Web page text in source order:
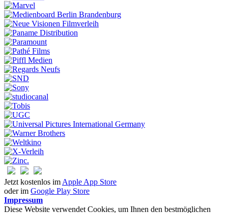
Jetzt kostenlos im Apple App Store
oder im Google Play Store
Impressum
Diese Website verwendet Cookies, um Ihnen den bestmöglichen